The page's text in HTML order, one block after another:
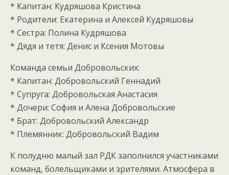
* Капитан: Кудряшова Кристина
* Родители: Екатерина и Алексей Кудряшовы
* Сестра: Полина Кудряшова
* Дядя и тетя: Денис и Ксения Мотовы
Команда семьи Добровольских:
* Капитан: Добровольский Геннадий
* Супруга: Добровольская Анастасия
* Дочери: София и Алена Добровольские
* Брат: Добровольский Александр
* Племянник: Добровольский Вадим
К полудню малый зал РДК заполнился участниками
команд, болельщиками и зрителями. Атмосфера в